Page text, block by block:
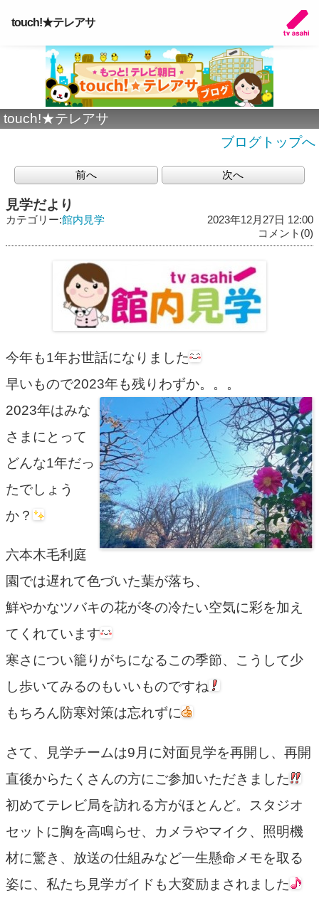
touch!★テレアサ
touch!★テレアサ
ブログトップへ
前へ 次へ
見学だより
カテゴリー:館内見学
2023年12月27日 12:00
コメント(0)
今年も1年お世話になりました
早いもので2023年も残りわずか。。。
2023年はみな
さまにとって
どんな1年だっ
たでしょう
か？
六本木毛利庭
園では遅れて色づいた葉が落ち、
鮮やかなツバキの花が冬の冷たい空気に彩を加え
てくれています
寒さについ籠りがちになるこの季節、こうして少
し歩いてみるのもいいものですね
もちろん防寒対策は忘れずに
さて、見学チームは9月に対面見学を再開し、再開
直後からたくさんの方にご参加いただきました
初めてテレビ局を訪れる方がほとんど。スタジオ
セットに胸を高鳴らせ、カメラやマイク、照明機
材に驚き、放送の仕組みなど一生懸命メモを取る
姿に、私たち見学ガイドも大変励まされました